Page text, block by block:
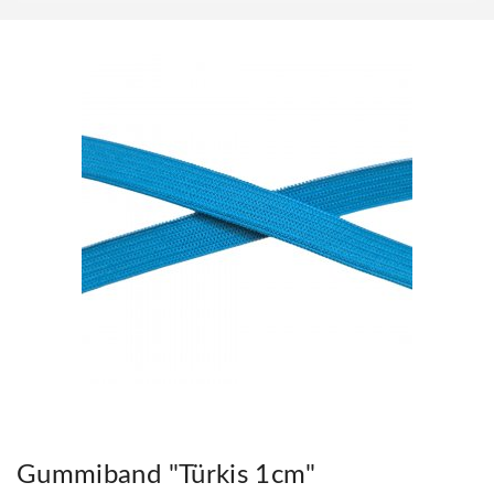
Gummiband "Türkis 1cm"